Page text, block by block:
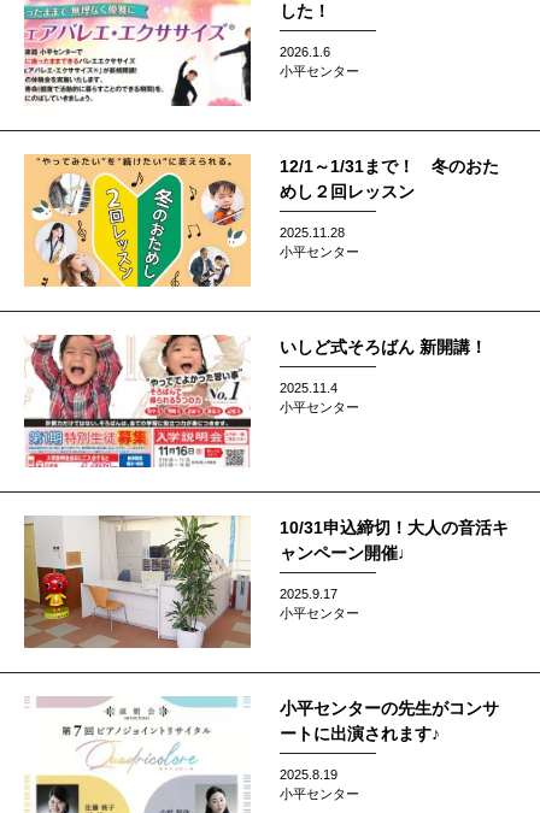
した！
2026.1.6
小平センター
12/1～1/31まで！ 冬のおた
めし２回レッスン
2025.11.28
小平センター
いしど式そろばん 新開講！
2025.11.4
小平センター
10/31申込締切！大人の音活キ
ャンペーン開催♩
2025.9.17
小平センター
小平センターの先生がコンサ
ートに出演されます♪
2025.8.19
小平センター